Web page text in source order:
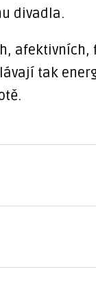
divadla.
tak